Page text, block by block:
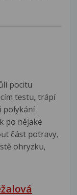
pocitu
testu, trápí
polykání
po nějaké
část potravy,
ohryzku,